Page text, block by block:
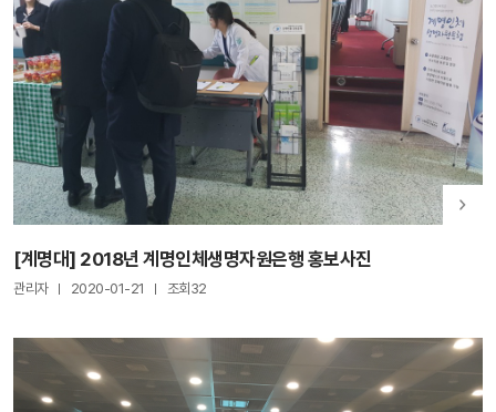
[계명대] 2018년 계명인체생명자원은행 홍보사진
관리자 2020-01-21 조회32